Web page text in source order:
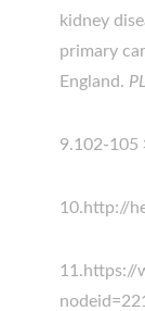
kidney
primary
England.
9.102-105
10.http://
11.https://
nodeid=221